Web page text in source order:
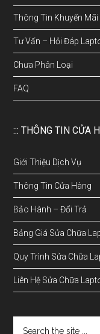
Thông Tin Khuyến Mãi
Tư Vấn – Hỏi Đáp
Chưa Phân Loại
FAQ
::: THÔNG TIN CỬA
Giới Thiệu Dịch Vụ
Thông Tin Cửa Hàng
Bảo Hành – Đổi Trả
Bảng Giá Sửa Chữa
Quy Trình Sửa Chữa
Liên Hệ Sửa Chữa